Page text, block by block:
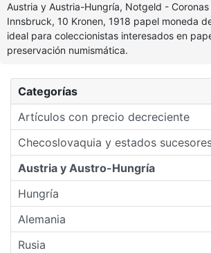
Categorías
Artículos con precio decreciente
Checoslovaquia y estados
Austria y Austro-Hungría
Hungría
Alemania
Rusia
Austria y Austria-Hungría, Notgeld -
Innsbruck, 10 Kronen, 1918 papel moneda
ideal para coleccionistas interesados en
preservación numismática.